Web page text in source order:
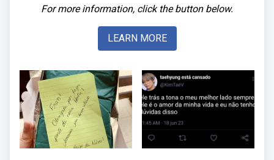
For more information, click the button below.
LEARN MORE